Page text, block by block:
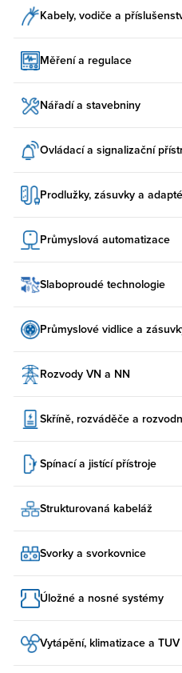
Kabely, vodiče a
Měření a regulace
Nářadí a stavebniny
Ovládací a signalizační
Prodlužky, zásuvky a
Průmyslová automatizace
Slaboproudé technologie
Průmyslové vidlice a
Rozvody VN a NN
Skříně, rozváděče a
Spínací a jistící přístroje
Strukturovaná kabeláž
Svorky a svorkovnice
Úložné a nosné systémy
Vytápění, klimatizace a TUV